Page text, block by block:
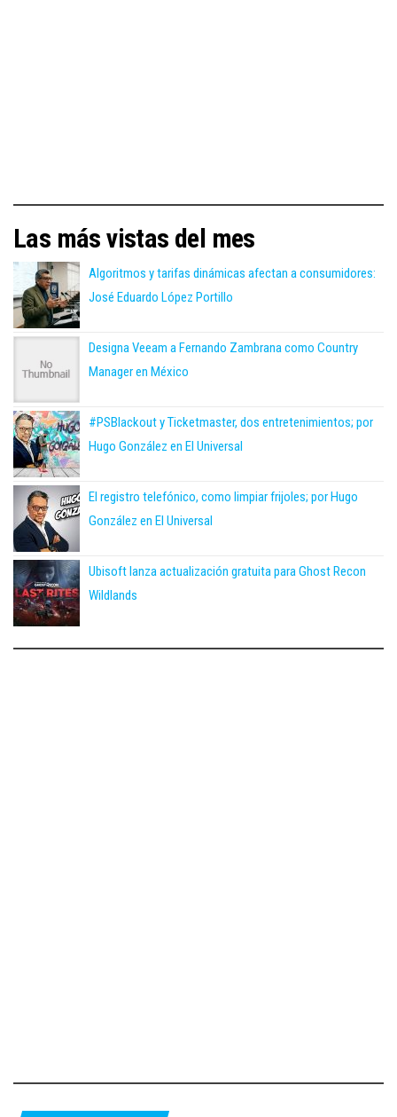
Las más vistas del mes
Algoritmos y tarifas dinámicas afectan a consumidores:
José Eduardo López Portillo
Designa Veeam a Fernando Zambrana como Country
Manager en México
#PSBlackout y Ticketmaster, dos entretenimientos; por
Hugo González en El Universal
El registro telefónico, como limpiar frijoles; por Hugo
González en El Universal
Ubisoft lanza actualización gratuita para Ghost Recon
Wildlands